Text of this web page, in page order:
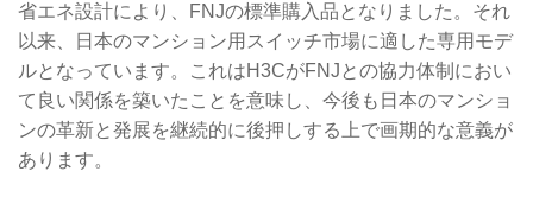
省エネ設計により、FNJの標準購入品となりました。それ
以来、日本のマンション用スイッチ市場に適した専用モデ
ルとなっています。これはH3CがFNJとの協力体制におい
て良い関係を築いたことを意味し、今後も日本のマンショ
ンの革新と発展を継続的に後押しする上で画期的な意義が
あります。